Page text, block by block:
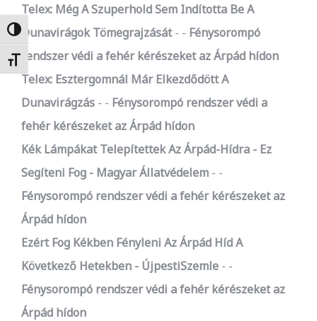
Nagy kontraszt váltása
Betűméret váltása
Telex: Még A Szuperhold Sem Indította Be A
Dunavirágok Tömegrajzását
- Fénysorompó
rendszer védi a fehér kérészeket az Árpád hídon
Telex: Esztergomnál Már Elkezdődött A
Dunavirágzás
- Fénysorompó rendszer védi a
fehér kérészeket az Árpád hídon
Kék Lámpákat Telepítettek Az Árpád-Hídra - Ez
Segíteni Fog - Magyar Állatvédelem
-
Fénysorompó rendszer védi a fehér kérészeket az
Árpád hídon
Ezért Fog Kékben Fényleni Az Árpád Híd A
Következő Hetekben - ÚjpestiSzemle
-
Fénysorompó rendszer védi a fehér kérészeket az
Árpád hídon